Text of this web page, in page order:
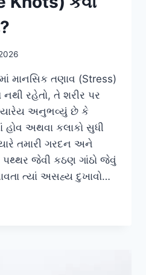
માનસિક તણાવ (Stress)
નથી રહેતો, તે શરીર પર
અનુભવ્યું છે કે
અથવા કલાકો સુધી
તમારી ગરદન અને
પથ્થર જેવી કઠણ ગાંઠો જેવું
ત્યાં અસહ્ય દુખાવો…